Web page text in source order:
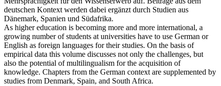
deutschen Kontext werden dabei ergänzt durch Studien aus
Dänemark, Spanien und Südafrika.
As higher education is becoming more and more international, a
growing number of students at universities have to use German or
English as foreign languages for their studies. On the basis of
empirical data this volume discusses not only the challenges, but
also the potential of multilingualism for the acquisition of
knowledge. Chapters from the German context are supplemented by
studies from Denmark, Spain, and South Africa.